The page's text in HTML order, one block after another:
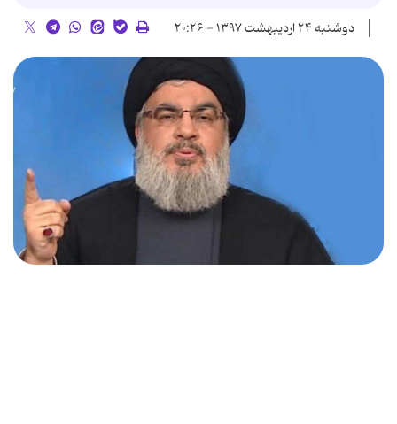
دوشنبه ۲۴ اردیبهشت ۱۳۹۷ - ۲۰:۲۶